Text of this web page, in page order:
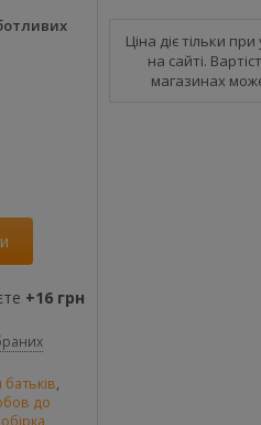
+16 грн
,
до
Ціна діє тільки
на сайті.
магазинах